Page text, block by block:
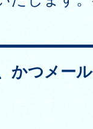
かつメー